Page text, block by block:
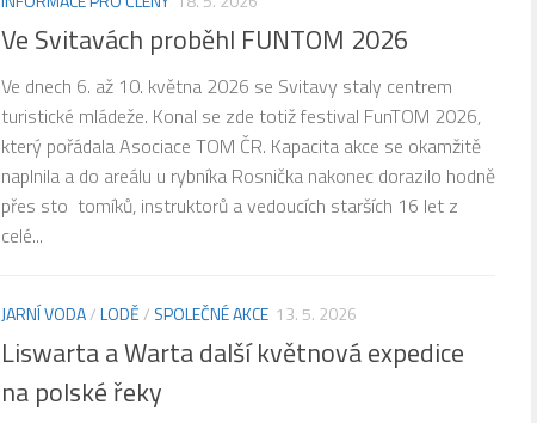
Ve Svitavách proběhl FUNTOM 2026
Ve dnech 6. až 10. května 2026 se Svitavy staly centrem
turistické mládeže. Konal se zde totiž festival FunTOM 2026,
který pořádala Asociace TOM ČR. Kapacita akce se okamžitě
naplnila a do areálu u rybníka Rosnička nakonec dorazilo hodně
přes sto tomíků, instruktorů a vedoucích starších 16 let z
celé...
JARNÍ VODA/LODĚ/ SPOLEČNÉ AKCE 13. 5. 2026
Liswarta a Warta další květnová expedice
na polské řeky